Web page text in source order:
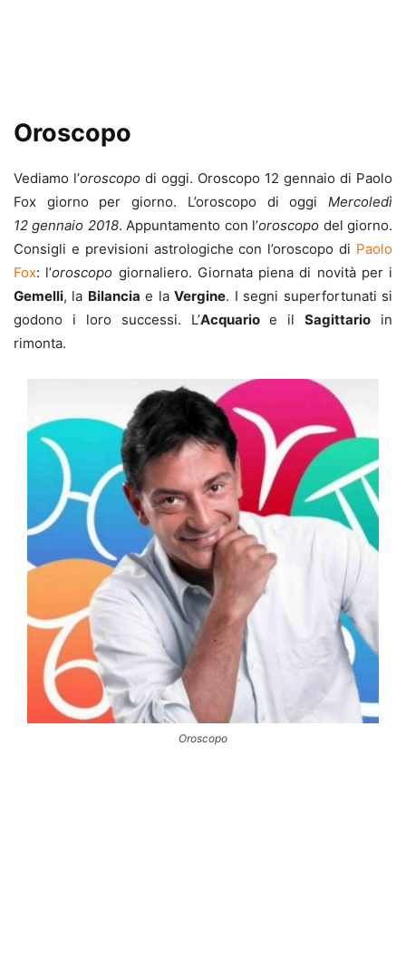
Oroscopo
Vediamo l’oroscopo di oggi. Oroscopo 12 gennaio di Paolo
Fox giorno per giorno. L’oroscopo di oggi Mercoledì
12 gennaio 2018. Appuntamento con l’oroscopo del giorno.
Consigli e previsioni astrologiche con l’oroscopo di Paolo
Fox: l’oroscopo giornaliero. Giornata piena di novità per i
Gemelli, la Bilancia e laVergine. I segni superfortunati si
godono i loro successi. L’Acquarioe ilSagittario in
rimonta.
Oroscopo